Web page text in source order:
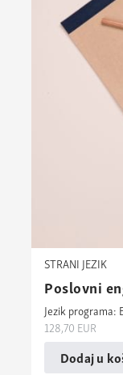
STRANI JEZIK
Poslovni
Jezik programa:
128,70 EUR
Dodaj u